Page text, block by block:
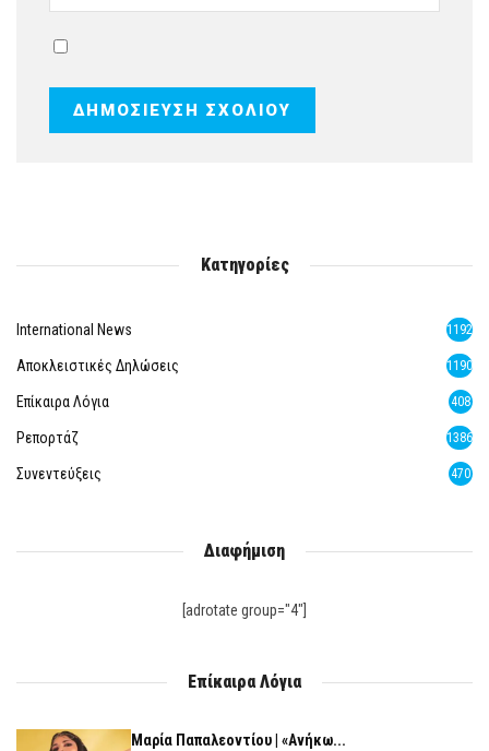
Κατηγορίες
International News 1192
Αποκλειστικές Δηλώσεις 1190
Επίκαιρα Λόγια 408
Ρεπορτάζ 1386
Συνεντεύξεις 470
Διαφήμιση
[adrotate group="4"]
Επίκαιρα Λόγια
Μαρία Παπαλεοντίου | «Ανήκω...